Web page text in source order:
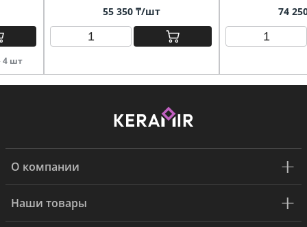
4 шт
55 350 ₸/шт 74
О компании
Наши товары